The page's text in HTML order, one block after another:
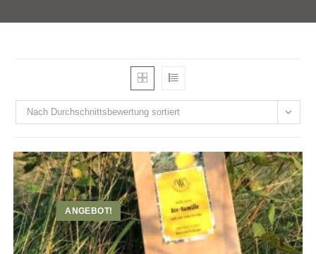
Nach Durchschnittsbewertung sortiert
ANGEBOT!